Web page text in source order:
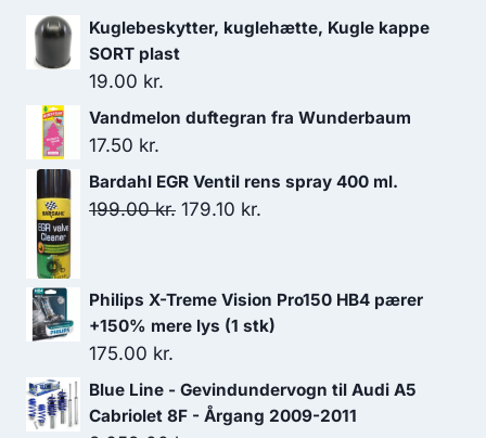
2,441.50 kr..2,197.35 kr..
Kuglebeskytter, kuglehætte, Kugle kappe
SORT plast
19.00 kr.
Vandmelon duftegran fra Wunderbaum
17.50 kr.
Bardahl EGR Ventil rens spray 400 ml.
199.00kr. Den
var:
199.00 kr..
179.10 kr.
er:
179.10 kr..
Philips X-Treme Vision Pro150 HB4 pærer
+150% mere lys (1 stk)
175.00 kr.
Blue Line - Gevindundervogn til Audi A5
Cabriolet 8F - Årgang 2009-2011